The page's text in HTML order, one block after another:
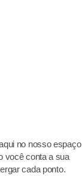
no nosso espaço
você conta a sua
cada ponto.